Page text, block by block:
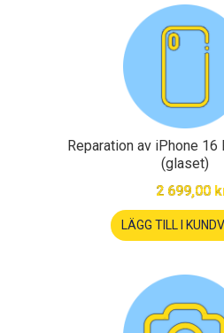
Reparation av iPhone
(glaset)
2 699,00
LÄGG TILL I